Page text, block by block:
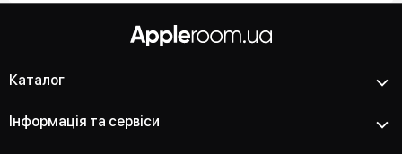
Каталог
Інформація та сервіси